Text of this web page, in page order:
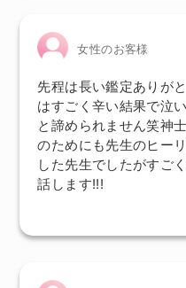
女性のお客様
先程は長い鑑定ありが
はすごく辛い結果で泣
と諦められません笑神
のためにも先生のヒー
した先生でしたがすご
話します!!!